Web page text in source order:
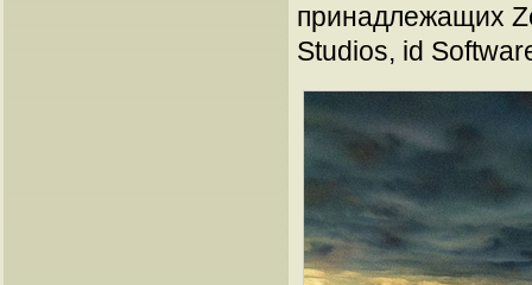
принадлежащих
Studios, id